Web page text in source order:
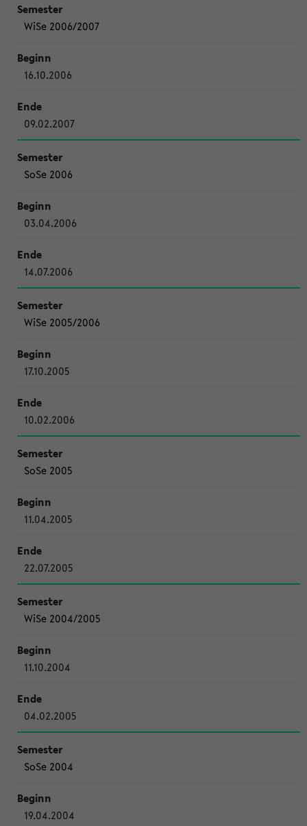
WiSe 2006/2007
16.10.2006
09.02.2007
SoSe 2006
03.04.2006
14.07.2006
WiSe 2005/2006
17.10.2005
10.02.2006
SoSe 2005
11.04.2005
22.07.2005
WiSe 2004/2005
11.10.2004
04.02.2005
SoSe 2004
19.04.2004